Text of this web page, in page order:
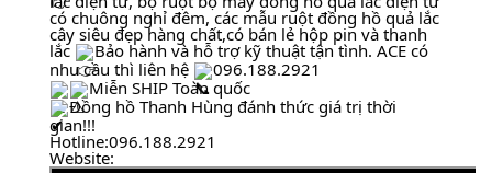
có chuông nghỉ đêm, các mẫu ruột đồng hồ quả lắc
cây siêu đẹp hàng chất,có bán lẻ hộp pin và thanh
lắc
Bảo hành và hỗ trợ kỹ thuật tận tình. ACE có
nhu cầu thì liên hệ
096.188.2921
Đồng hồ Thanh Hùng đánh thức giá trị thời
gian!!!
Hotline:096.188.2921
Website: